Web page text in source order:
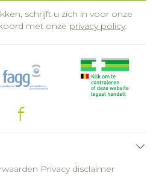
schrijft u zich in voor onze
met onze privacy policy.
Privacy disclaimer